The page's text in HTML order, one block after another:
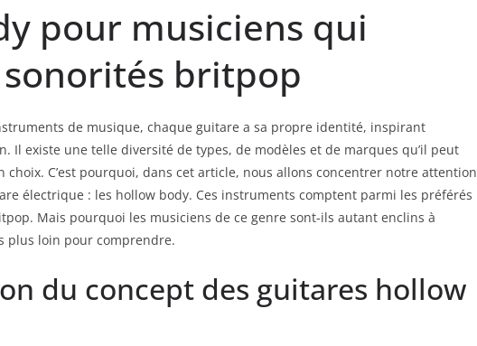
pour musiciens qui
britpop
de musique, chaque guitare a⁣ sa⁣ propre identité, inspirant
Il existe ⁣une telle diversité‍ de types, de modèles et⁣ de marques qu’il peut
C’est pourquoi, dans cet article, nous allons concentrer notre attention
électrique : les hollow body. Ces ⁣instruments comptent parmi les préférés
Mais pourquoi les musiciens de ce genre sont-ils autant enclins⁣ à‌
plus loin pour comprendre.
du concept des guitares hollow